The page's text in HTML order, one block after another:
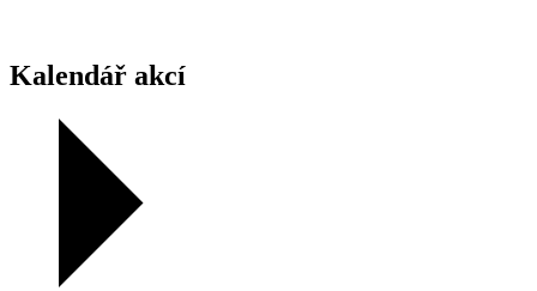
Kalendář akcí